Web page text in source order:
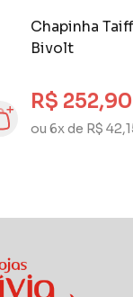
Chapinha
Bivolt
R$ 252,90
ou 6x de R$